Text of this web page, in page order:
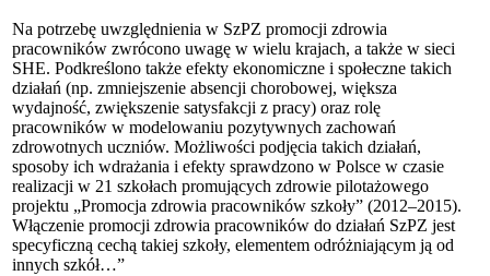
Na potrzebę uwzględnienia w SzPZ promocji zdrowia
pracowników zwrócono uwagę w wielu krajach, a także w sieci
SHE. Podkreślono także efekty ekonomiczne i społeczne takich
działań (np. zmniejszenie absencji chorobowej, większa
wydajność, zwiększenie satysfakcji z pracy) oraz rolę
pracowników w modelowaniu pozytywnych zachowań
zdrowotnych uczniów. Możliwości podjęcia takich działań,
sposoby ich wdrażania i efekty sprawdzono w Polsce w czasie
realizacji w 21 szkołach promujących zdrowie pilotażowego
projek­tu „Promocja zdrowia pracowników szkoły” (2012–2015).
Włączenie promocji zdrowia pracowników do działań SzPZ jest
specyficzną cechą takiej szkoły, elementem odróżniającym ją od
innych szkół…”